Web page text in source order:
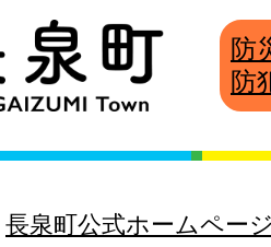
防
防
長泉町公式ホームペー